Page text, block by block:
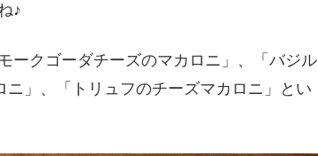
♪
ークゴーダチーズのマカロニ」、「バジル
」、「トリュフのチーズマカロニ」とい